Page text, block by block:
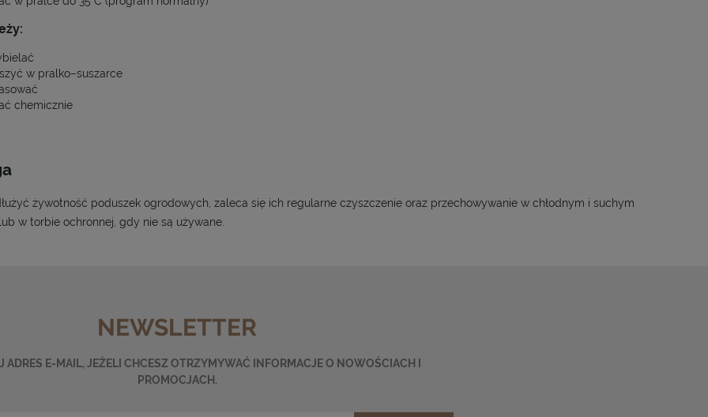
w pralko–suszarce
chemicznie
żywotność poduszek ogrodowych, zaleca się ich regularne czyszczenie oraz przechowywanie w chłodnym i suchym
w torbie ochronnej, gdy nie są używane.
NEWSLETTER
ADRES E-MAIL, JEŻELI CHCESZ OTRZYMYWAĆ INFORMACJE O NOWOŚCIACH I
PROMOCJACH.